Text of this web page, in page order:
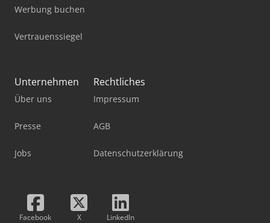
Werbung buchen
Vertrauenssiegel
Unternehmen
Über uns
Presse
Jobs
Rechtliches
Impressum
AGB
Datenschutzerklärung
Facebook X LinkedIn